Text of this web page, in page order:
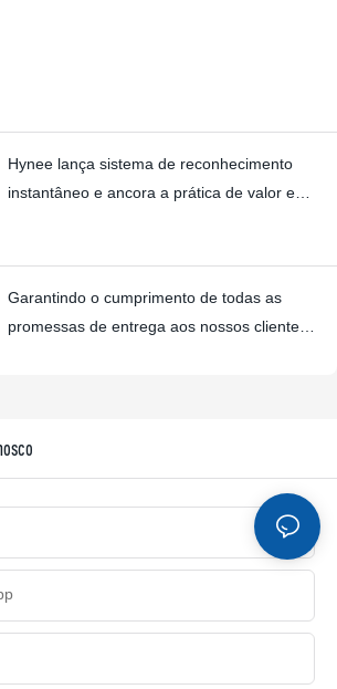
Hynee lança sistema de reconhecimento
instantâneo e ancora a prática de valor em
Garantindo o cumprimento de todas as
promessas de entrega aos nossos clientes